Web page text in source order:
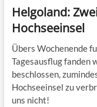
Helgoland:
Hochseeinsel
Übers Wochenende
Tagesausflug fanden
beschlossen,
Hochseeinsel zu
uns nicht!